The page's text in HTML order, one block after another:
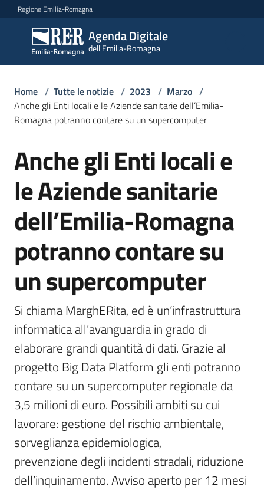
Vai al contenuto
Vai alla navigazione
Vai al footer
Regione Emilia-Romagna
Agenda Digitale
dell'Emilia-Romagna
Agenda
Digitale
dell'Emilia-
Novità
Strategia
Progetti
Dati
del
territorio
Governance
locale
Seguici
su
Home / Tutte le notizie / 2023 / Marzo /
Anche gli Enti locali e le Aziende sanitarie dell’Emilia-
Romagna potranno contare su un supercomputer
Salta al contenuto
Anche gli Enti locali e
le Aziende sanitarie
dell’Emilia-Romagna
potranno contare su
un supercomputer
Si chiama MarghERita, ed è un’infrastruttura
informatica all’avanguardia in grado di
elaborare grandi quantità di dati. Grazie al
progetto Big Data Platform gli enti potranno
contare su un supercomputer regionale da
3,5 milioni di euro. Possibili ambiti su cui
lavorare: gestione del rischio ambientale,
sorveglianza epidemiologica,
prevenzione degli incidenti stradali, riduzione
dell’inquinamento. Avviso aperto per 12 mesi